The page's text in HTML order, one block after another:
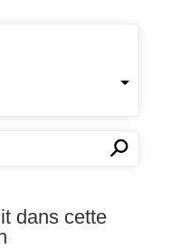
✕⚲
dans cette